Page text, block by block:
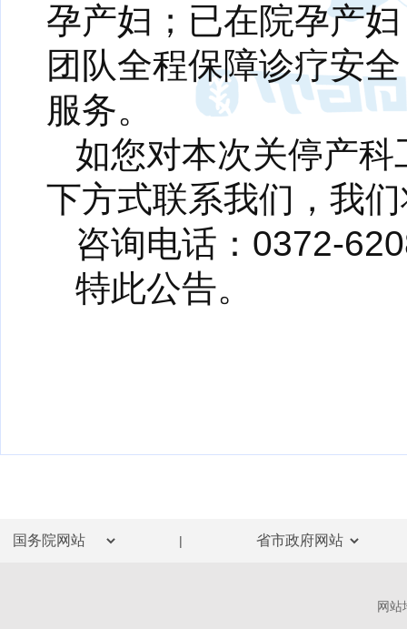
孕产妇；已在院孕产
团队全程保障诊疗安
服务。
如您对本次关停产
下方式联系我们，我
咨询电话：0372-
特此公告。
|
网站